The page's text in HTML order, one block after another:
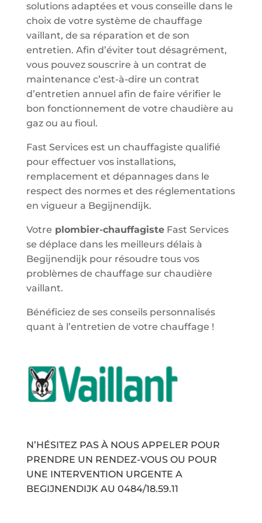
solutions adaptées et vous conseille dans le
choix de votre système de chauffage
vaillant, de sa réparation et de son
entretien. Afin d’éviter tout désagrément,
vous pouvez souscrire à un contrat de
maintenance c’est-à-dire un contrat
d’entretien annuel afin de faire vérifier le
bon fonctionnement de votre chaudière au
gaz ou au fioul.
Fast Services est un chauffagiste qualifié
pour effectuer vos installations,
remplacement et dépannages dans le
respect des normes et des réglementations
en vigueur a Begijnendijk.
Votre plombier-chauffagisteFast Services
se déplace dans les meilleurs délais à
Begijnendijk pour résoudre tous vos
problèmes de chauffage sur chaudière
vaillant.
Bénéficiez de ses conseils personnalisés
quant à l’entretien de votre chauffage !
N’HÉSITEZ PAS À NOUS APPELER POUR
PRENDRE UN RENDEZ-VOUS OU POUR
UNE INTERVENTION URGENTE A
BEGIJNENDIJK AU 0484/18.59.11